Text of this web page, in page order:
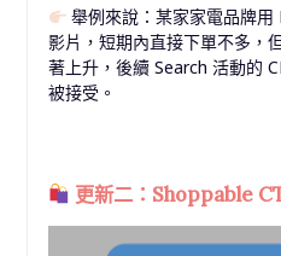
舉例來說：某家家電品牌
影片，短期內直接下單不多，
著上升，後續 Search 活動的
被接受。
更新二：Shoppable